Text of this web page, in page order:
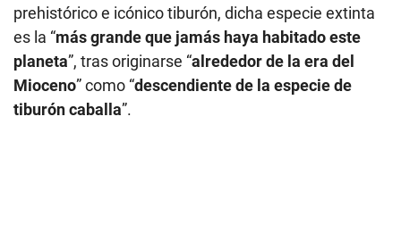
prehistórico e icónico tiburón, dicha especie extinta
es la “más grande que jamás haya habitado este
planeta”, tras originarse “alrededor de la era del
Mioceno” como “descendiente de la especie de
tiburón caballa”.